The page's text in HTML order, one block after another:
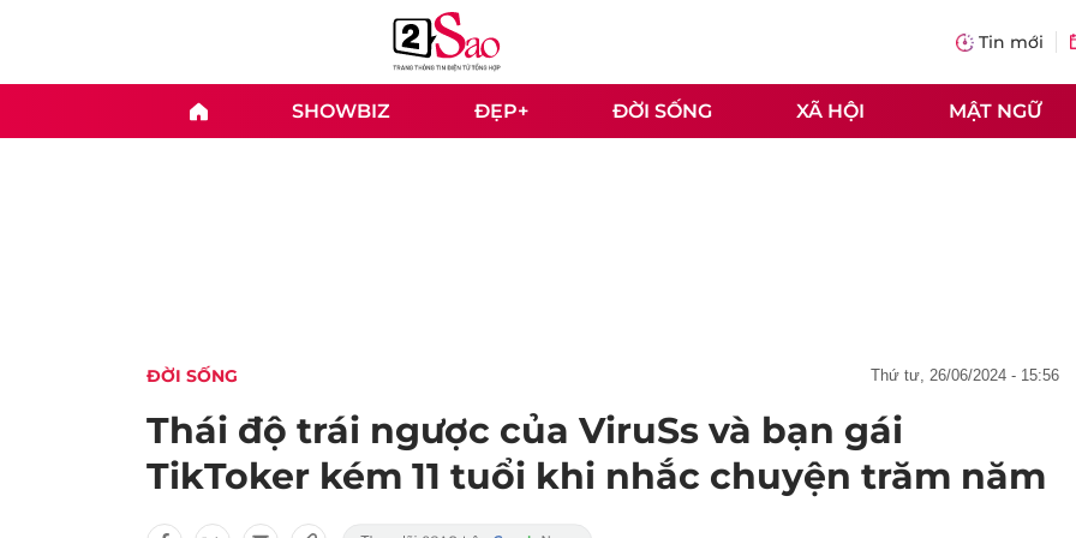
Tin mới
SHOWBIZ ĐẸP+ ĐỜI SỐNG XÃ HỘI MẬT NGỮ
ĐỜI SỐNG thứ tư, 26/06/2024 - 15:56
Thái độ trái ngược của ViruSs và bạn gái
TikToker kém 11 tuổi khi nhắc chuyện trăm năm